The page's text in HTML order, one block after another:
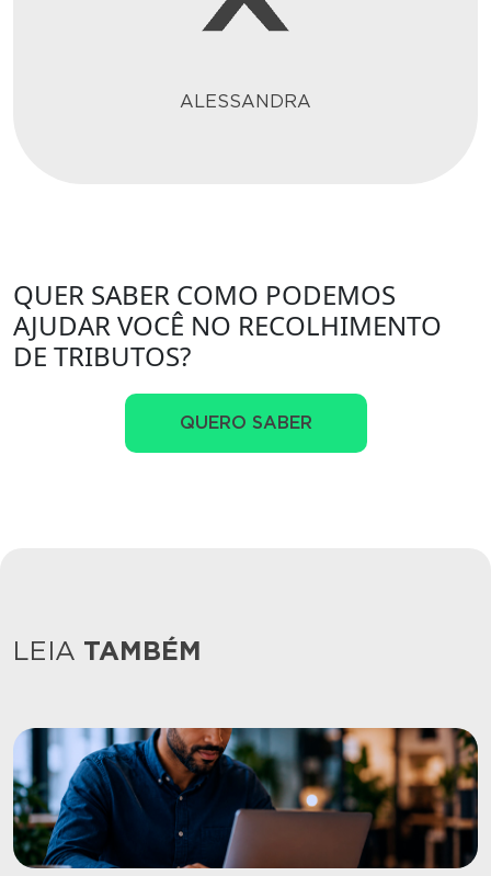
ALESSANDRA
QUER SABER COMO PODEMOS
AJUDAR VOCÊ NO RECOLHIMENTO
DE TRIBUTOS?
QUERO SABER
LEIA TAMBÉM